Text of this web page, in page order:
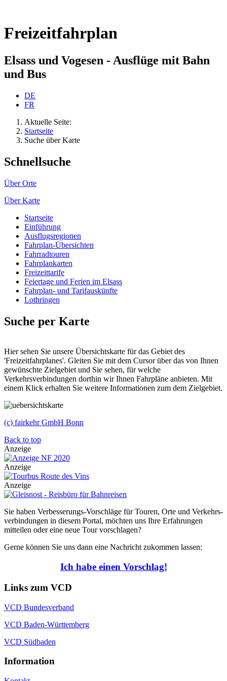
Freizeitfahrplan
Elsass und Vogesen - Ausflüge mit Bahn
und Bus
DE
FR
Aktuelle Seite:
Startseite
Suche über Karte
Schnellsuche
Über Orte
Über Karte
Startseite
Einführung
Ausflugsregionen
Fahrplan-Übersichten
Fahrradtouren
Fahrplankarten
Freizeittarife
Feiertage und Ferien im Elsass
Fahrplan- und Tarifauskünfte
Lothringen
Suche per Karte
Hier sehen Sie unsere Übersichtskarte für das Gebiet des
'Freizeitfahrplanes'. Gleiten Sie mit dem Cursor über das von Ihnen
gewünschte Zielgebiet und Sie sehen, für welche
Verkehrsverbindungen dorthin wir Ihnen Fahrpläne anbieten. Mit
einem Klick erhalten Sie weitere Informationen zum dem Zielgebiet.
(c) fairkehr GmbH Bonn
Back to top
Anzeige
Anzeige
Anzeige
Sie haben Verbesserungs-Vorschläge für Touren, Orte und Verkehrs-
verbindungen in diesem Portal, möchten uns Ihre Erfahrungen
mitteilen oder eine neue Tour vorschlagen?
Gerne können Sie uns dann eine Nachricht zukommen lassen:
Ich habe einen Vorschlag!
Links zum VCD
VCD Bundesverband
VCD Baden-Württemberg
VCD Südbaden
Information